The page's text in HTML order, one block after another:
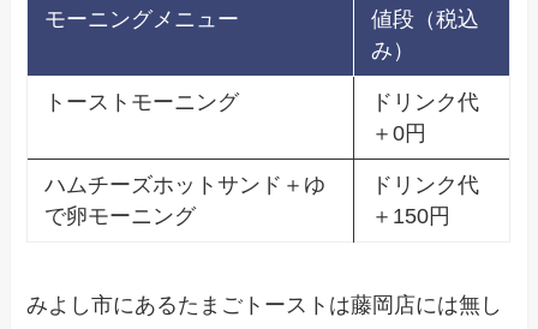
モーニングメニュー
値段（税込
み）
トーストモーニング
ドリンク代
＋0円
ハムチーズホットサンド＋ゆ
で卵モーニング
ドリンク代
＋150円
みよし市にあるたまごトーストは藤岡店には無し